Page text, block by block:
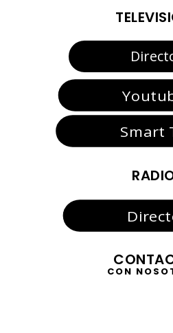
Smart
CON